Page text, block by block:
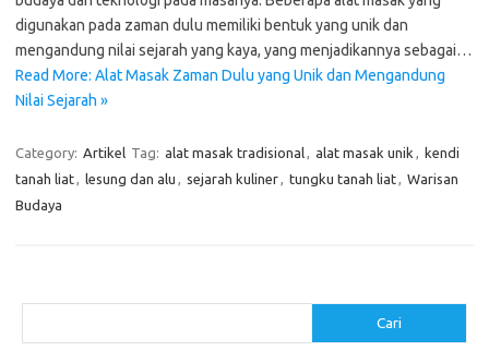
digunakan pada zaman dulu memiliki bentuk yang unik dan
mengandung nilai sejarah yang kaya, yang menjadikannya sebagai…
Read More: Alat Masak Zaman Dulu yang Unik dan Mengandung
Nilai Sejarah »
Category: Artikel Tag: alat masak tradisional, alat masak unik , kendi
tanah liat, lesung dan alu , sejarah kuliner, tungku tanah liat, Warisan
Budaya
Cari